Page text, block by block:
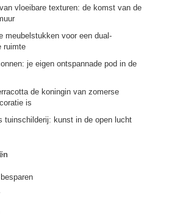
vloeibare texturen: de komst van de
meubelstukken voor een dual-
ruimte
je eigen ontspannade pod in de
de koningin van zomerse
is
tuinschilderij: kunst in de open lucht